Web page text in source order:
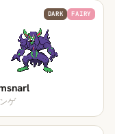
DARK FAIRY
ゲ